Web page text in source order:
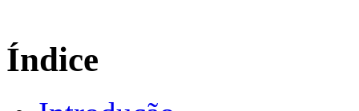
Índice